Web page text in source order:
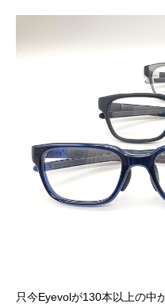
只今Eyevolが130本以上の中